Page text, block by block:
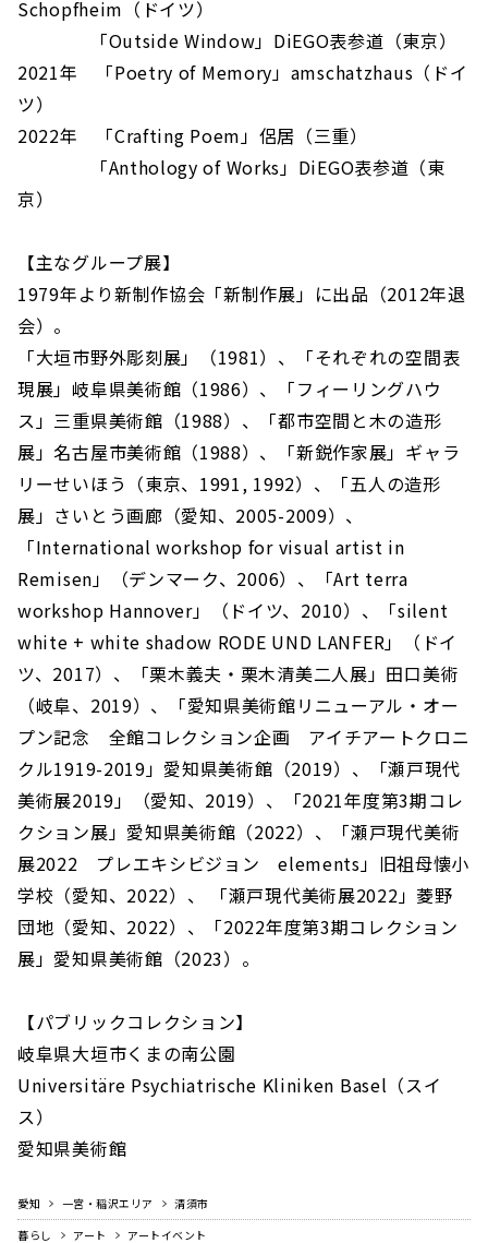
Schopfheim（ドイツ）
「Outside Window」DiEGO表参道（東京）
2021年 「Poetry of Memory」amschatzhaus（ドイ
ツ）
2022年 「Crafting Poem」侶居（三重）
「Anthology of Works」DiEGO表参道（東
京）
【主なグループ展】
1979年より新制作協会「新制作展」に出品（2012年退
会）。
「大垣市野外彫刻展」（1981）、「それぞれの空間表
現展」岐阜県美術館（1986）、「フィーリングハウ
ス」三重県美術館（1988）、「都市空間と木の造形
展」名古屋市美術館（1988）、「新鋭作家展」ギャラ
リーせいほう（東京、1991, 1992）、「五人の造形
展」さいとう画廊（愛知、2005-2009）、
「International workshop for visual artist in
Remisen」（デンマーク、2006）、「Art terra
workshop Hannover」（ドイツ、2010）、「silent
white + white shadow RODE UND LANFER」（ドイ
ツ、2017）、「栗木義夫・栗木清美二人展」田口美術
（岐阜、2019）、「愛知県美術館リニューアル・オー
プン記念 全館コレクション企画 アイチアートクロニ
クル1919-2019」愛知県美術館（2019）、「瀬戸現代
美術展2019」（愛知、2019）、「2021年度第3期コレ
クション展」愛知県美術館（2022）、「瀬戸現代美術
展2022 プレエキシビジョン elements」旧祖母懐小
学校（愛知、2022）、 「瀬戸現代美術展2022」菱野
団地（愛知、2022）、「2022年度第3期コレクション
展」愛知県美術館（2023）。
【パブリックコレクション】
岐阜県大垣市くまの南公園
Universitäre Psychiatrische Kliniken Basel（スイ
ス）
愛知県美術館
愛知 一宮・稲沢エリア
清須市
暮らし
アート アートイベント